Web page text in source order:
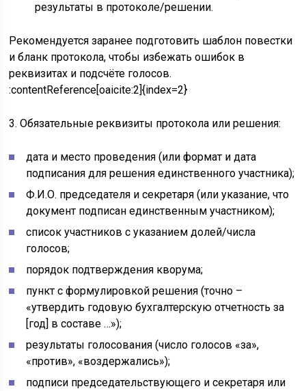
результаты в протоколе/решении.
Рекомендуется заранее подготовить шаблон повестки
и бланк протокола, чтобы избежать ошибок в
реквизитах и подсчёте голосов.
:contentReference[oaicite:2]{index=2}
3. Обязательные реквизиты протокола или решения:
дата и место проведения (или формат и дата
подписания для решения единственного участника);
Ф.И.О. председателя и секретаря (или указание, что
документ подписан единственным участником);
список участников с указанием долей/числа
голосов;
порядок подтверждения кворума;
пункт с формулировкой решения (точно –
«утвердить годовую бухгалтерскую отчетность за
[год] в составе …»);
результаты голосования (число голосов «за»,
«против», «воздержались»);
подписи председательствующего и секретаря или